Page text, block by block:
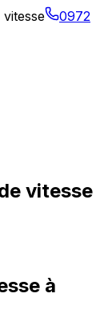
0972
vitesse
à